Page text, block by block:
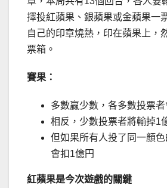
擇投紅蘋果、銀蘋果或金蘋果一
自己的印章燒熱，印在蘋果上，
票箱。
賽果：
多數贏少數，各多數投票
相反，少數投票者將輸掉1
但如果所有人投了同一顏
會扣1億円
紅蘋果是今次遊戲的關鍵